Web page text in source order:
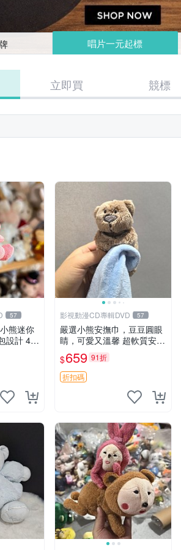
唱片一元起標
立即買 競標
57
熊迷你
設計 4c
豆包小
枕
影視動漫CD專輯DVD 57
嚴選小熊安撫巾，豆豆圓眼
睛，可愛又溫馨 超軟質安撫
巾，豆豆設計，哄睡好幫手
約克豆豆眼安撫巾 數碼豆豆
眼
$659 91折
折扣碼